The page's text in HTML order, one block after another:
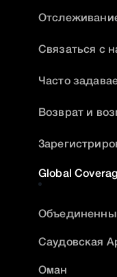
Связаться с
Часто
Возврат и
Global
Саудовская
Оман